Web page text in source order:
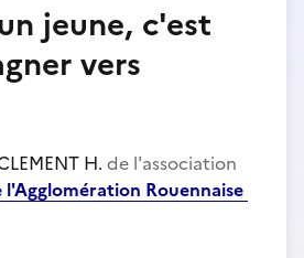
jeune, c'est
vers
H. de l'association
l'Agglomération Rouennaise